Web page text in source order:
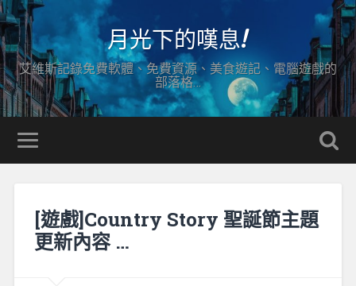
月光下的嘆息!
艾維斯記錄免費軟體、免費資源、美食遊記、電腦遊戲的
部落格…
[遊戲]Country Story 聖誕節主題
更新內容 …